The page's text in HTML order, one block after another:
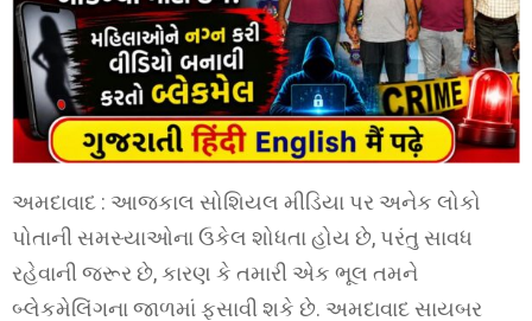
અમદાવાદ : આજકાલ સોશિયલ મીડિયા પર અનેક લોકો
પોતાની સમસ્યાઓના ઉકેલ શોધતા હોય છે, પરંતુ સાવધ
રહેવાની જરૂર છે, કારણ કે તમારી એક ભૂલ તમને
બ્લેકમેલિંગના જાળમાં ફસાવી શકે છે. અમદાવાદ સાયબર